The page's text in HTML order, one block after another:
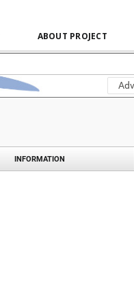
ABOUT PROJECT
INFORMATION